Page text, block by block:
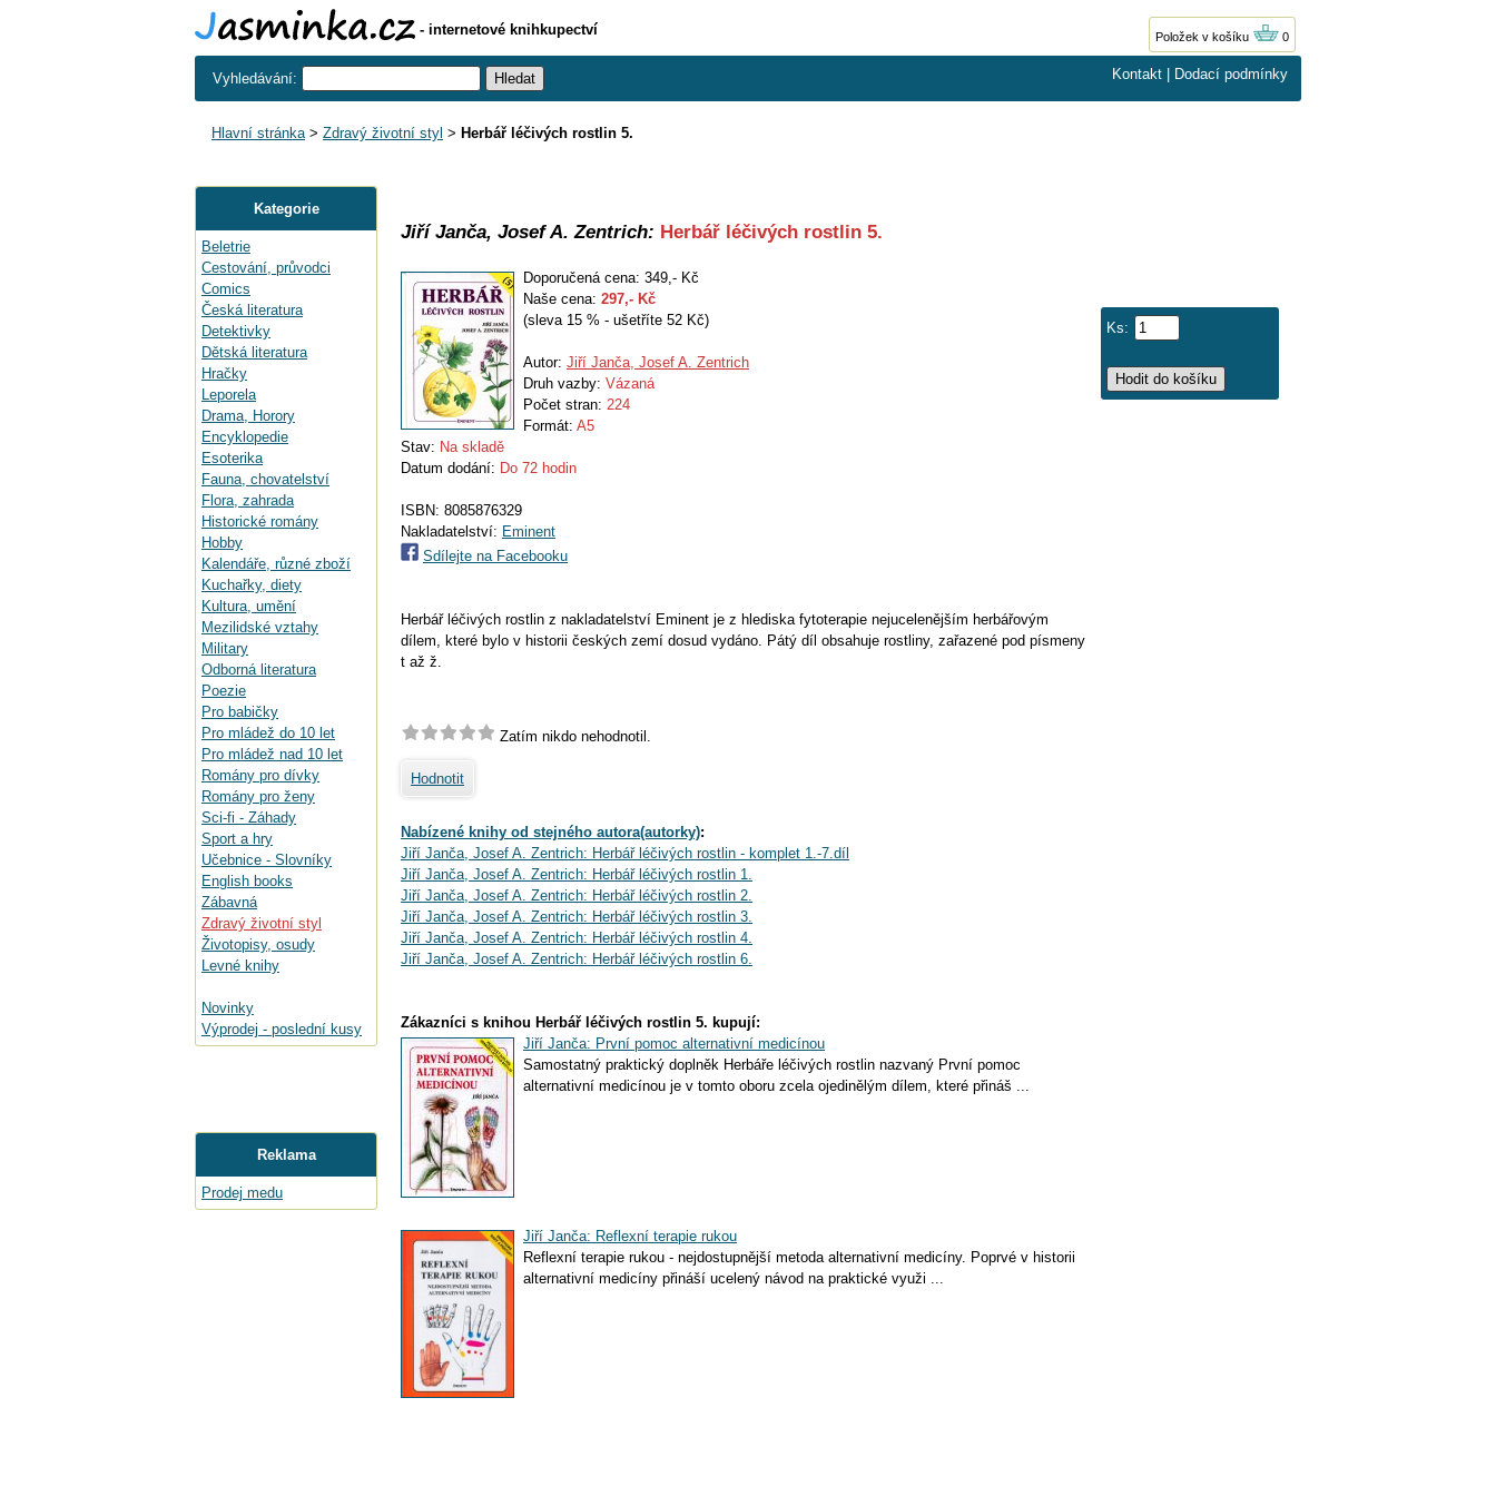
- internetové knihkupectví Položek v košíku 0
Vyhledávání: Kontakt Dodací podmínky
Hlavní stránka> Zdravý životní styl > Herbář léčivých rostlin 5.
Kategorie
Beletrie
Cestování, průvodci
Comics
Česká literatura
Detektivky
Dětská literatura
Hračky
Leporela
Drama, Horory
Encyklopedie
Esoterika
Fauna, chovatelství
Flora, zahrada
Historické romány
Hobby
Kalendáře, různé zboží
Kuchařky, diety
Kultura, umění
Mezilidské vztahy
Military
Odborná literatura
Poezie
Pro babičky
Pro mládež do 10 let
Pro mládež nad 10 let
Romány pro dívky
Romány pro ženy
Sci-fi - Záhady
Sport a hry
Učebnice - Slovníky
English books
Zábavná
Zdravý životní styl
Životopisy, osudy
Levné knihy
Novinky
Výprodej - poslední kusy
Reklama
Prodej medu
Jiří Janča, Josef A. Zentrich: Herbář léčivých rostlin 5.
Doporučená cena: 349,- Kč
Naše cena: 297,- Kč
(sleva 15 % - ušetříte 52 Kč)
Autor: Jiří Janča, Josef A. Zentrich
Druh vazby: Vázaná
Počet stran: 224
Formát: A5
Stav: Na skladě
Datum dodání: Do 72 hodin
ISBN: 8085876329
Nakladatelství: Eminent
Sdílejte na Facebooku
Herbář léčivých rostlin z nakladatelství Eminent je z hlediska fytoterapie nejucelenějším herbářovým
dílem, které bylo v historii českých zemí dosud vydáno. Pátý díl obsahuje rostliny, zařazené pod písmeny
t až ž.
Zatím nikdo nehodnotil.
Hodnotit
Nabízené knihy od stejného autora(autorky):
Jiří Janča, Josef A. Zentrich: Herbář léčivých rostlin - komplet 1.-7.díl
Jiří Janča, Josef A. Zentrich: Herbář léčivých rostlin 1.
Jiří Janča, Josef A. Zentrich: Herbář léčivých rostlin 2.
Jiří Janča, Josef A. Zentrich: Herbář léčivých rostlin 3.
Jiří Janča, Josef A. Zentrich: Herbář léčivých rostlin 4.
Jiří Janča, Josef A. Zentrich: Herbář léčivých rostlin 6.
Zákazníci s knihou Herbář léčivých rostlin 5. kupují:
Jiří Janča: První pomoc alternativní medicínou
Samostatný praktický doplněk Herbáře léčivých rostlin nazvaný První pomoc
alternativní medicínou je v tomto oboru zcela ojedinělým dílem, které přináš ...
Jiří Janča: Reflexní terapie rukou
Reflexní terapie rukou - nejdostupnější metoda alternativní medicíny. Poprvé v historii
alternativní medicíny přináší ucelený návod na praktické využi ...
Ks: